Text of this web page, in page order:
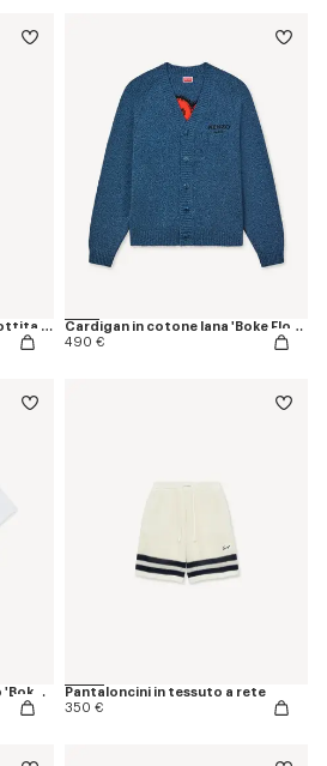
Overshirt trapuntata e imbottita 'KENZO Paris Frame'
Cardigan in cotone lana 'Boke Flower'
490 €
T-shirt in cotone con ricamo 'Boke Flower'
Pantaloncini in tessuto a rete
350 €